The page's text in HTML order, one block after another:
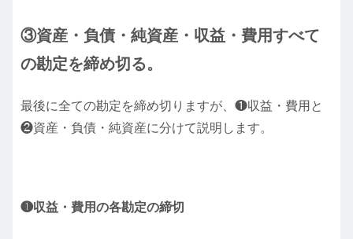
③資産・負債・純資産・収益・費用すべて
の勘定を締め切る。
最後に全ての勘定を締め切りますが、❶収益・費用と
❷資産・負債・純資産に分けて説明します。
❶収益・費用の各勘定の締切